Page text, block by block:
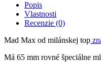
Popis
Vlastnosti
Recenzie (0)
Mad Max od milánskej top
Má 65 mm rovné špeciálne